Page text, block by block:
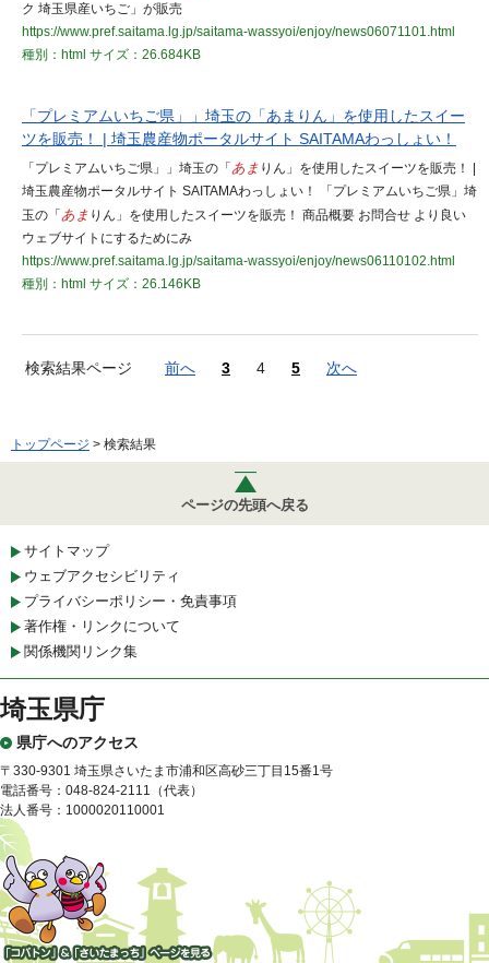
ク 埼玉県産いちご」が販売
https://www.pref.saitama.lg.jp/saitama-wassyoi/enjoy/news06071101.html
種別：html サイズ：26.684KB
「プレミアムいちご県」」埼玉の「あまりん」を使用したスイー
ツを販売！ | 埼玉農産物ポータルサイト SAITAMAわっしょい！
「プレミアムいちご県」」埼玉の「 あま りん」を使用したスイーツを販売！ |
埼玉農産物ポータルサイト SAITAMAわっしょい！ 「プレミアムいちご県」埼
玉の「 あま りん」を使用したスイーツを販売！​​​​​​ 商品概要 お問合せ より良い
ウェブサイトにするためにみ
https://www.pref.saitama.lg.jp/saitama-wassyoi/enjoy/news06110102.html
種別：html サイズ：26.146KB
検索結果ページ 前へ 3 4 5 次へ
トップページ > 検索結果
ページの先頭へ戻る
サイトマップ
ウェブアクセシビリティ
プライバシーポリシー・免責事項
著作権・リンクについて
関係機関リンク集
埼玉県庁
県庁へのアクセス
〒330-9301 埼玉県さいたま市浦和区高砂三丁目15番1号
電話番号：048-824-2111（代表）
法人番号：1000020110001
「コバトン」&「さいたまっ